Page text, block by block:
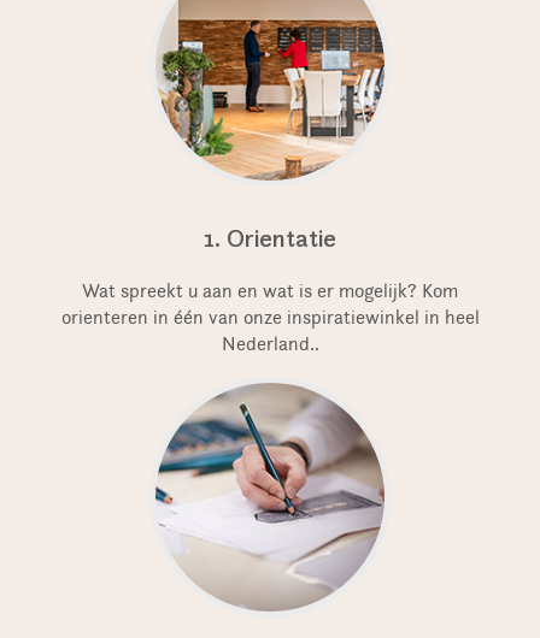
1. Orientatie
Wat spreekt u aan en wat is er mogelijk? Kom
orienteren in één van onze inspiratiewinkel in heel
Nederland..